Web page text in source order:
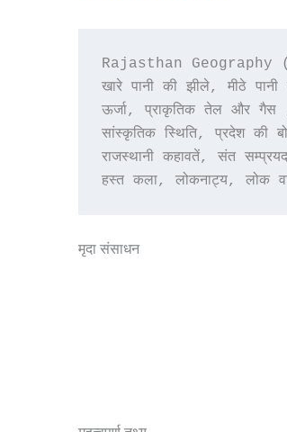
Rajasthan Geography
खारे पानी की झीले, मीठे
ऊर्जा, प्राकृतिक तेल और गैस ,
सांस्कृतिक स्थिति, प्रदेश की
राजस्थानी कहावतें, संत
हस्त कला, लोकनाट्य, लोक
मृदा संसाधन